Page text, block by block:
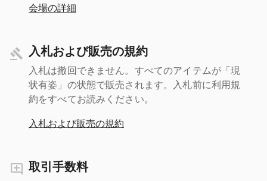
会場の詳細
入札および販売の規約
入札は撤回できません。すべてのアイテムが「現
状有姿」の状態で販売されます。入札前に利用規
約をすべてお読みください。
入札および販売の規約
取引手数料